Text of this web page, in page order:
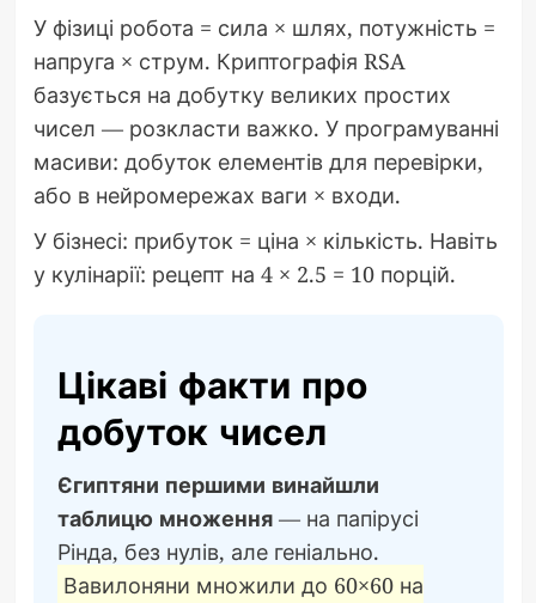
У фізиці робота = сила × шлях, потужність =
напруга × струм. Криптографія RSA
базується на добутку великих простих
чисел — розкласти важко. У програмуванні
масиви: добуток елементів для перевірки,
або в нейромережах ваги × входи.
У бізнесі: прибуток = ціна × кількість. Навіть
у кулінарії: рецепт на 4 × 2.5 = 10 порцій.
Цікаві факти про
добуток чисел
Єгиптяни першими винайшли
таблицю множення— на папірусі
Рінда, без нулів, але геніально.
Вавилоняни множили до 60×60 на